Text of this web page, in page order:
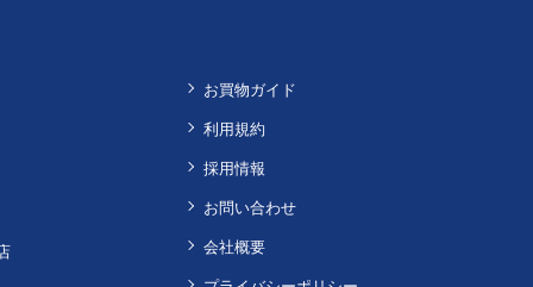
お買物ガイド
利用規約
採用情報
お問い合わせ
会社概要